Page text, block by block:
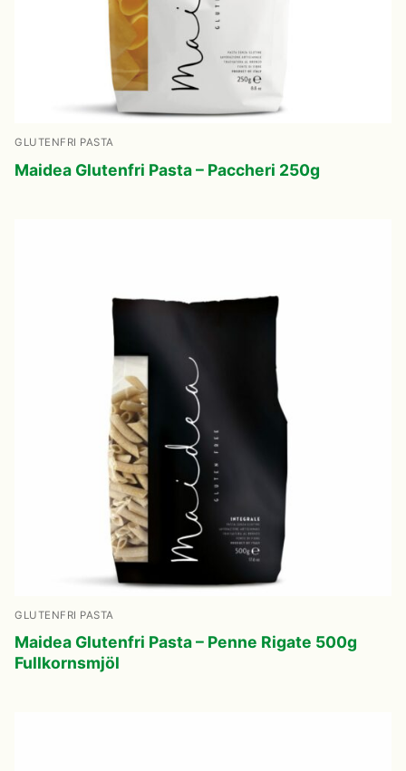
GLUTENFRI PASTA
Maidea Glutenfri Pasta – Paccheri 250g
GLUTENFRI PASTA
Maidea Glutenfri Pasta – Penne Rigate 500g
Fullkornsmjöl